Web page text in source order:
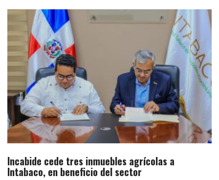
Incabide cede tres inmuebles agrícolas a
Intabaco, en beneficio del sector